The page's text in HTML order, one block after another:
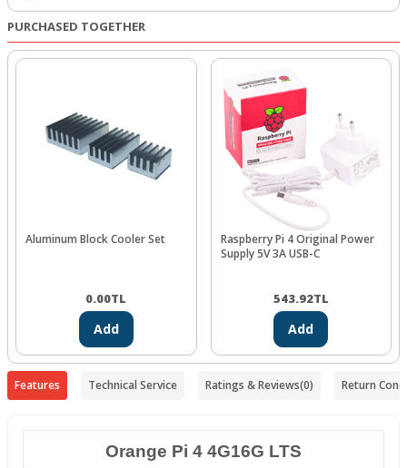
PURCHASED TOGETHER
Aluminum Block Cooler Set
0.00TL
Add
Raspberry Pi 4 Original Power
Supply 5V 3A USB-C
543.92TL
Add
Features Technical Service Ratings & Reviews(0) Return
Orange Pi 4 4G16G LTS